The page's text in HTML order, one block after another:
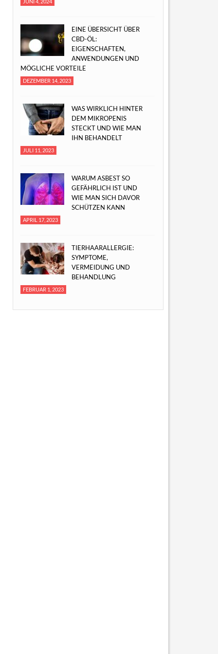
EINE ÜBERSICHT ÜBER
CBD-ÖL:
EIGENSCHAFTEN,
ANWENDUNGEN UND
MÖGLICHE VORTEILE
DEZEMBER 14, 2023
WAS WIRKLICH HINTER
DEM MIKROPENIS
STECKT UND WIE MAN
IHN BEHANDELT
JULI 11, 2023
WARUM ASBEST SO
GEFÄHRLICH IST UND
WIE MAN SICH DAVOR
SCHÜTZEN KANN
APRIL 17, 2023
TIERHAARALLERGIE:
SYMPTOME,
VERMEIDUNG UND
BEHANDLUNG
FEBRUAR 1, 2023